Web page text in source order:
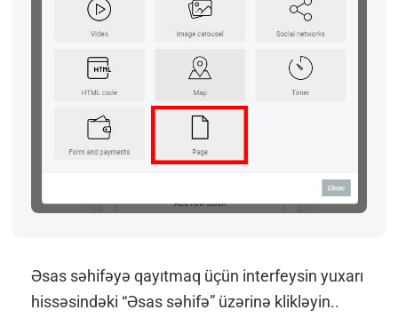
Əsas səhifəyə qayıtmaq üçün interfeysin yuxarı
hissəsindəki “Əsas səhifə” üzərinə klikləyin..